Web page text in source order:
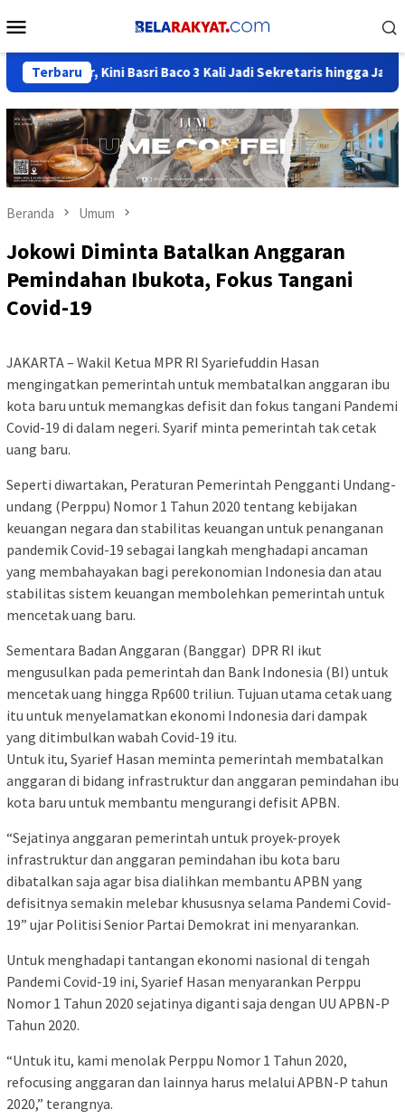
ke
Mobile
Terbaru
Kini Basri Baco 3 Kali Jadi Sekretaris hingga Jadi Elite
Beranda Umum
Jokowi Diminta Batalkan Anggaran
Pemindahan Ibukota, Fokus Tangani
Covid-19
JAKARTA – Wakil Ketua MPR RI Syariefuddin Hasan
mengingatkan pemerintah untuk membatalkan anggaran ibu
kota baru untuk memangkas defisit dan fokus tangani Pandemi
Covid-19 di dalam negeri. Syarif minta pemerintah tak cetak
uang baru.
Seperti diwartakan, Peraturan Pemerintah Pengganti Undang-
undang (Perppu) Nomor 1 Tahun 2020 tentang kebijakan
keuangan negara dan stabilitas keuangan untuk penanganan
pandemik Covid-19 sebagai langkah menghadapi ancaman
yang membahayakan bagi perekonomian Indonesia dan atau
stabilitas sistem keuangan membolehkan pemerintah untuk
mencetak uang baru.
Sementara Badan Anggaran (Banggar) DPR RI ikut
mengusulkan pada pemerintah dan Bank Indonesia (BI) untuk
mencetak uang hingga Rp600 triliun. Tujuan utama cetak uang
itu untuk menyelamatkan ekonomi Indonesia dari dampak
yang ditimbulkan wabah Covid-19 itu.
Untuk itu, Syarief Hasan meminta pemerintah membatalkan
anggaran di bidang infrastruktur dan anggaran pemindahan ibu
kota baru untuk membantu mengurangi defisit APBN.
“Sejatinya anggaran pemerintah untuk proyek-proyek
infrastruktur dan anggaran pemindahan ibu kota baru
dibatalkan saja agar bisa dialihkan membantu APBN yang
defisitnya semakin melebar khususnya selama Pandemi Covid-
19” ujar Politisi Senior Partai Demokrat ini menyarankan.
Untuk menghadapi tantangan ekonomi nasional di tengah
Pandemi Covid-19 ini, Syarief Hasan menyarankan Perppu
Nomor 1 Tahun 2020 sejatinya diganti saja dengan UU APBN-P
Tahun 2020.
“Untuk itu, kami menolak Perppu Nomor 1 Tahun 2020,
refocusing anggaran dan lainnya harus melalui APBN-P tahun
2020,” terangnya.